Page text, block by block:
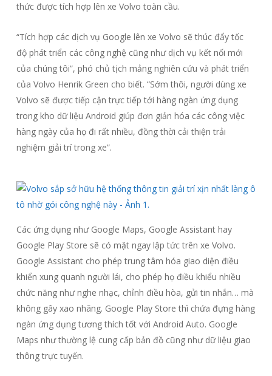
thức được tích hợp lên xe Volvo toàn cầu.
“Tích hợp các dịch vụ Google lên xe Volvo sẽ thúc đẩy tốc
độ phát triển các công nghệ cũng như dịch vụ kết nối mới
của chúng tôi”, phó chủ tịch mảng nghiên cứu và phát triển
của Volvo Henrik Green cho biết. “Sớm thôi, người dùng xe
Volvo sẽ được tiếp cận trực tiếp tới hàng ngàn ứng dụng
trong kho dữ liệu Android giúp đơn giản hóa các công việc
hàng ngày của họ đi rất nhiều, đồng thời cải thiện trải
nghiệm giải trí trong xe”.
Các ứng dụng như Google Maps, Google Assistant hay
Google Play Store sẽ có mặt ngay lập tức trên xe Volvo.
Google Assistant cho phép trung tâm hóa giao diện điều
khiển xung quanh người lái, cho phép họ điều khiểu nhiều
chức năng như nghe nhạc, chỉnh điều hòa, gửi tin nhắn… mà
không gây xao nhãng. Google Play Store thì chứa đựng hàng
ngàn ứng dụng tương thích tốt với Android Auto. Google
Maps như thường lệ cung cấp bản đồ cũng như dữ liệu giao
thông trực tuyến.